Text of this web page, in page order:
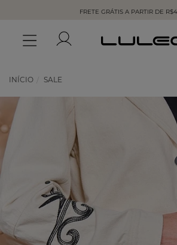
FRETE GRÁTIS A PARTIR DE
INÍCIO SALE